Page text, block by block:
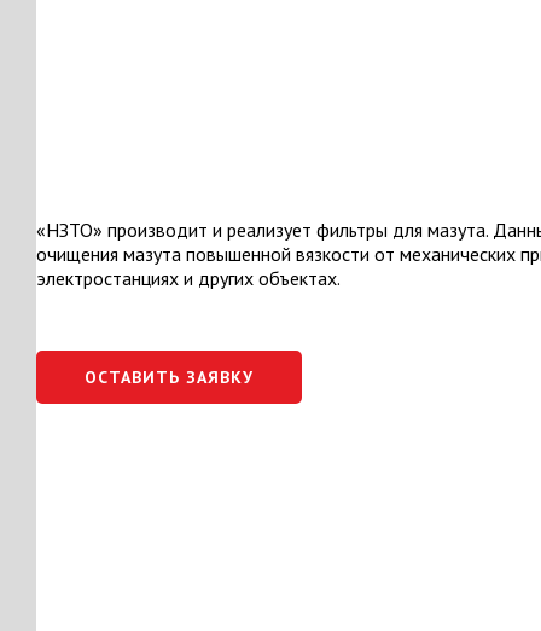
«НЗТО» производит и реализует фильтры для мазута.
очищения мазута повышенной вязкости от механических
электростанциях и других объектах.
ОСТАВИТЬ ЗАЯВКУ